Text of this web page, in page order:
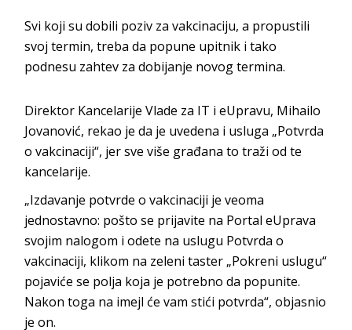
Svi koji su dobili poziv za vakcinaciju, a propustili
svoj termin, treba da popune upitnik i tako
podnesu zahtev za dobijanje novog termina.
Direktor Kancelarije Vlade za IT i eUpravu, Mihailo
Jovanović, rekao je da je uvedena i usluga „Potvrda
o vakcinaciji“, jer sve više građana to traži od te
kancelarije.
„Izdavanje potvrde o vakcinaciji je veoma
jednostavno: pošto se prijavite na Portal eUprava
svojim nalogom i odete na uslugu Potvrda o
vakcinaciji, klikom na zeleni taster „Pokreni uslugu“
pojaviće se polja koja je potrebno da popunite.
Nakon toga na imejl će vam stići potvrda“, objasnio
je on.